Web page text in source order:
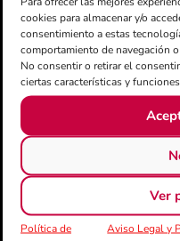
cookies para almacenar y/o
consentimiento a estas
comportamiento de navegación
No consentir o retirar el
ciertas características y
Ver
Política de
Aviso Legal y